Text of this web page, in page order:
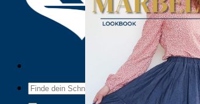
Suche
nach: